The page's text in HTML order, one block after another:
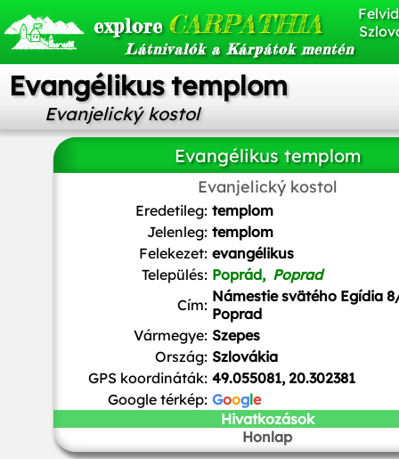
explore CARPATHIA
Látnivalók a Kárpátok mentén
Evangélikus templom
Evanjelický kostol
Evangélikus templom
Evanjelický kostol
Ladislav Luppa/ CC BY-SA
Eredetileg: templom
Jelenleg: templom
Felekezet: evangélikus
Település: Poprád, Poprad
Cím: Námestie svätého Egídia
Poprad
Vármegye: Szepes
Ország: Szlovákia
GPS koordináták: 49.055081, 20.302381
Google térkép: Google
Hivatkozások
Honlap